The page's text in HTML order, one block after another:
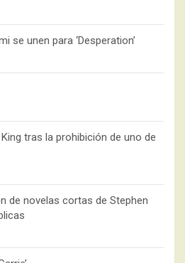
se unen para ‘Desperation’
tras la prohibición de uno de
de novelas cortas de Stephen